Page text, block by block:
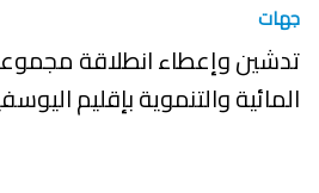
جهات
تدشين وإعطاء انطلاقة
المائية والتنموية بإقليم